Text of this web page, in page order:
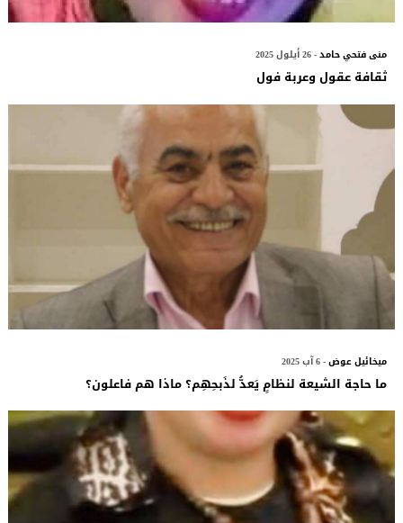
منى فتحي حامد- 26 أيلول 2025
ثقافة عقول وعربة فول
ميخائيل عوض- 6 آب 2025
ما حاجة الشيعة لنظامٍ يَعدُّ لذَبحِهِم؟ ماذا هم فاعلون؟